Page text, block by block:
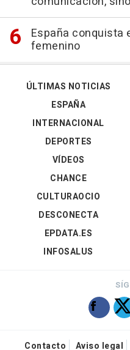
España conquista
femenino
ÚLTIMAS NOTICIAS
ESPAÑA
INTERNACIONAL
DEPORTES
VÍDEOS
CHANCE
CULTURAOCIO
DESCONECTA
EPDATA.ES
INFOSALUS
Contacto Aviso legal